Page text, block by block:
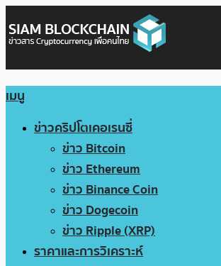
เมนู
ข่าวคริปโตเคอเรนซี่
ข่าว Bitcoin
ข่าว Ethereum
ข่าว Binance Coin
ข่าว Dogecoin
ข่าว Ripple (XRP)
ราคาและการวิเคราะห์